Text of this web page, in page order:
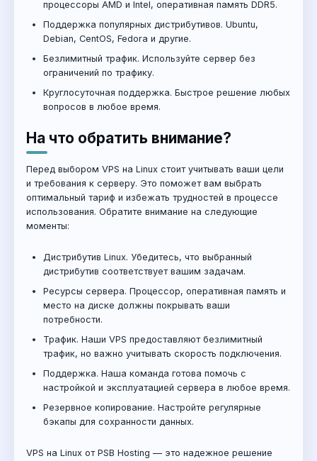
процессоры AMD и Intel, оперативная память DDR5.
Поддержка популярных дистрибутивов. Ubuntu,
Debian, CentOS, Fedora и другие.
Безлимитный трафик. Используйте сервер без
ограничений по трафику.
Круглосуточная поддержка. Быстрое решение любых
вопросов в любое время.
На что обратить внимание?
Перед выбором VPS на Linux стоит учитывать ваши цели
и требования к серверу. Это поможет вам выбрать
оптимальный тариф и избежать трудностей в процессе
использования. Обратите внимание на следующие
моменты:
Дистрибутив Linux. Убедитесь, что выбранный
дистрибутив соответствует вашим задачам.
Ресурсы сервера. Процессор, оперативная память и
место на диске должны покрывать ваши
потребности.
Трафик. Наши VPS предоставляют безлимитный
трафик, но важно учитывать скорость подключения.
Поддержка. Наша команда готова помочь с
настройкой и эксплуатацией сервера в любое время.
Резервное копирование. Настройте регулярные
бэкапы для сохранности данных.
VPS на Linux от PSB Hosting — это надежное решение